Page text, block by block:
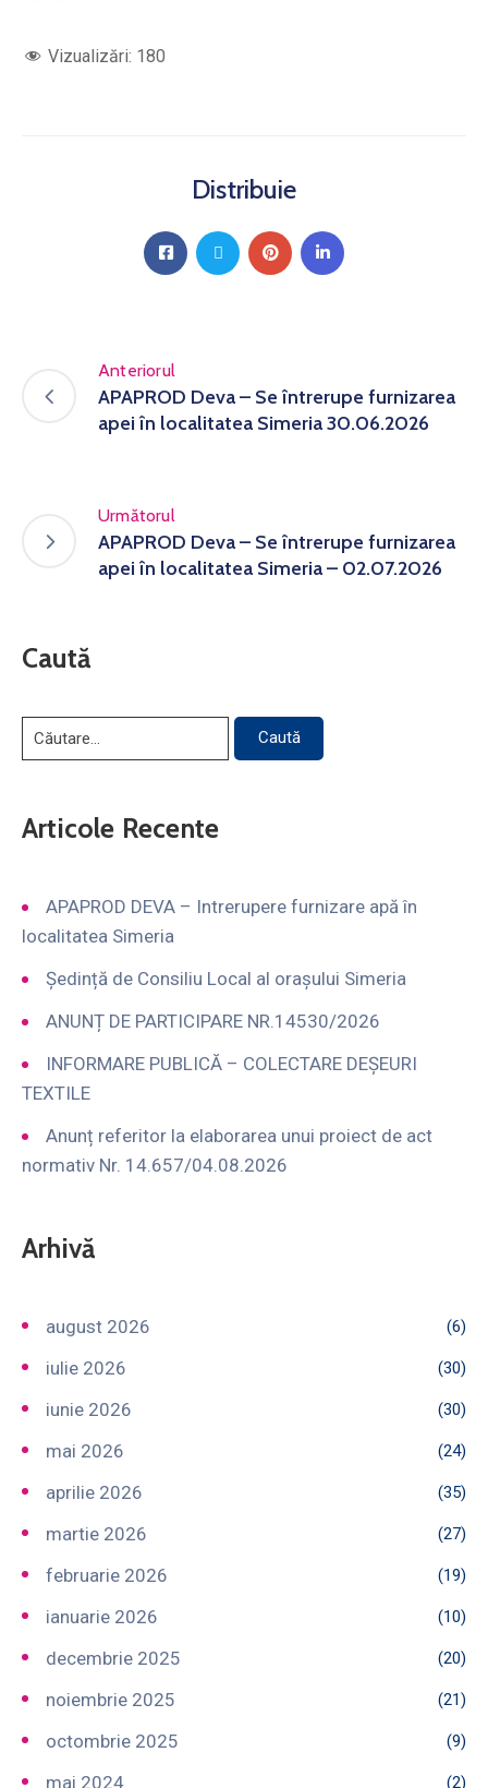
Vizualizări: 180
Distribuie
Anteriorul
APAPROD Deva – Se întrerupe furnizarea
apei în localitatea Simeria 30.06.2026
Următorul
APAPROD Deva – Se întrerupe furnizarea
apei în localitatea Simeria – 02.07.2026
Caută
Articole Recente
APAPROD DEVA – Intrerupere furnizare apă în
localitatea Simeria
Ședință de Consiliu Local al orașului Simeria
ANUNȚ DE PARTICIPARE NR.14530/2026
INFORMARE PUBLICĂ – COLECTARE DEȘEURI
TEXTILE
Anunț referitor la elaborarea unui proiect de act
normativ Nr. 14.657/04.08.2026
Arhivă
august 2026 (6)
iulie 2026 (30)
iunie 2026 (30)
mai 2026 (24)
aprilie 2026 (35)
martie 2026 (27)
februarie 2026 (19)
ianuarie 2026 (10)
decembrie 2025 (20)
noiembrie 2025 (21)
octombrie 2025 (9)
mai 2024 (2)